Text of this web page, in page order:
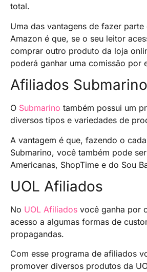
total.
Uma das vantagens de fazer
Amazon é que, se o seu leitor
comprar outro produto da loja
poderá ganhar uma comissão por
Afiliados Submarino
O Submarino também possui um
diversos tipos e variedades de
A vantagem é que, fazendo o
Submarino, você também pode
Americanas, ShopTime e do Sou
UOL Afiliados
No UOL Afiliados você ganha por
acesso a algumas formas de
propagandas.
Com esse programa de afiliados
promover diversos produtos da